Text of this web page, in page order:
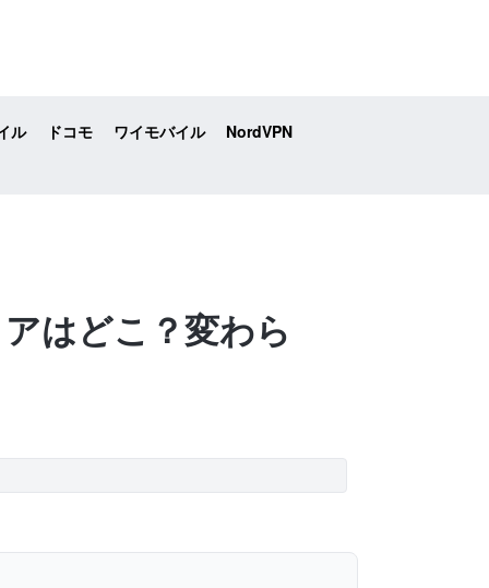
ル ドコモ ワイモバイル
NordVPN
はどこ？変わら